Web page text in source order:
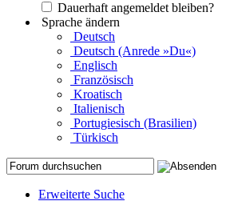
Dauerhaft angemeldet bleiben?
Sprache ändern
Deutsch
Deutsch (Anrede »Du«)
Englisch
Französisch
Kroatisch
Italienisch
Portugiesisch (Brasilien)
Türkisch
Erweiterte Suche